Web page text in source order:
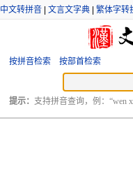
中文转拼音 文言文字典 繁体字转
按拼音检索 按部首检索
提示： 支持拼音查询，例：“wen